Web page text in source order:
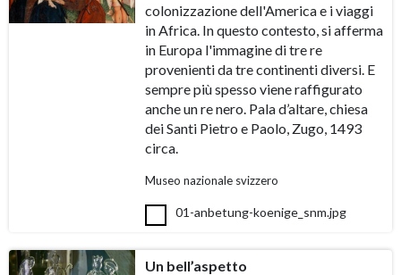
colonizzazione dell'America e i viaggi
in Africa. In questo contesto, si afferma
in Europa l'immagine di tre re
provenienti da tre continenti diversi. E
sempre più spesso viene raffigurato
anche un re nero. Pala d’altare, chiesa
dei Santi Pietro e Paolo, Zugo, 1493
circa.
Museo nazionale svizzero
01-anbetung-koenige_snm.jpg
Un bell’aspetto